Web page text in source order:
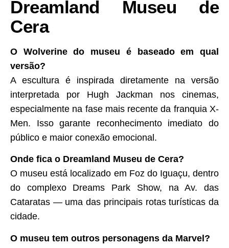
Dreamland Museu de
Cera
O Wolverine do museu é baseado em qual
versão?
A escultura é inspirada diretamente na versão
interpretada por Hugh Jackman nos cinemas,
especialmente na fase mais recente da franquia X-
Men. Isso garante reconhecimento imediato do
público e maior conexão emocional.
Onde fica o Dreamland Museu de Cera?
O museu está localizado em Foz do Iguaçu, dentro
do complexo Dreams Park Show, na Av. das
Cataratas — uma das principais rotas turísticas da
cidade.
O museu tem outros personagens da Marvel?